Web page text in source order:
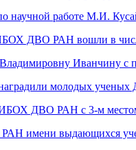
научной работе М.И.
ДВО РАН вошли в
Иванчину с
молодых
ДВО РАН с 3-м
имени выдающихся